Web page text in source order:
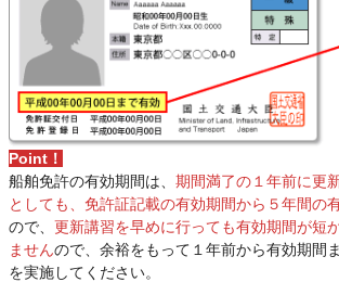
Point！
船舶免許の有効期間は、 期間満了の１年前に更
としても、免許証記載の有効期間から５年間の
ので、 更新講習を早めに行っても有効期間が短
ませんので、余裕をもって１年前から有効期間
を実施してください。